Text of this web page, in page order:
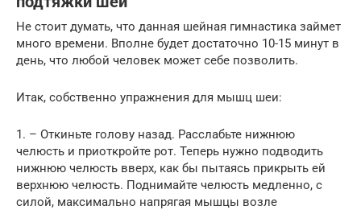
Не стоит думать, что данная шейная гимнастика займет
много времени. Вполне будет достаточно 10-15 минут в
день, что любой человек может себе позволить.
Итак, собственно упражнения для мышц шеи:
1. – Откиньте голову назад. Расслабьте нижнюю
челюсть и приоткройте рот. Теперь нужно подводить
нижнюю челюсть вверх, как бы пытаясь прикрыть ей
верхнюю челюсть. Поднимайте челюсть медленно, с
силой, максимально напрягая мышцы возле